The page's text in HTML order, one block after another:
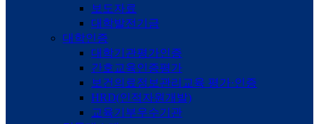
보도자료
대학발전기금
대학인증
대학기관평가인증
간호교육인증평가
보건의료정보관리교육 평가·인증
HRD(인적자원개발)
교육기부우수기관